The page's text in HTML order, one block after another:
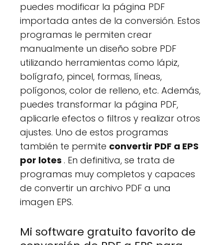
puedes modificar la página PDF
importada antes de la conversión. Estos
programas le permiten crear
manualmente un diseño sobre PDF
utilizando herramientas como lápiz,
bolígrafo, pincel, formas, líneas,
polígonos, color de relleno, etc. Además,
puedes transformar la página PDF,
aplicarle efectos o filtros y realizar otros
ajustes. Uno de estos programas
también te permite convertir PDF a EPS
por lotes . En definitiva, se trata de
programas muy completos y capaces
de convertir un archivo PDF a una
imagen EPS.
Mi software gratuito favorito de